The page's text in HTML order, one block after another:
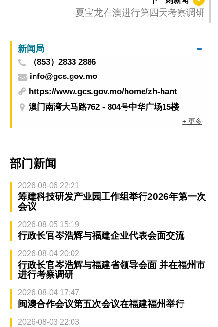
夏宝龙在澳进行第四天考察调研
新闻局
（853）2833 2886
info@gcs.gov.mo
https://www.gcs.gov.mo/home/zh-hant
澳门南湾大马路762 - 804号中华广场15楼
+ 更多
部门新闻
2026-08-06 22:21
筹建科技研发产业园工作组举行2026年第一次
会议
2026-08-05 15:19
行政长官岑浩辉与福建企业代表会面交流
2026-08-04 20:02
行政长官岑浩辉与福建省领导会面 并在福州市
进行考察调研
2026-08-04 17:47
闽澳合作会议第五次会议在福建福州举行
2026-08-03 22:03